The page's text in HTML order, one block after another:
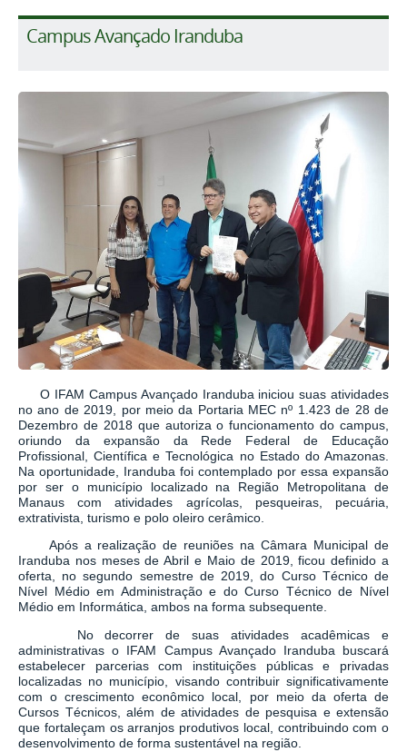
Campus Avançado Iranduba
O IFAM Campus Avançado Iranduba iniciou suas atividades
no ano de 2019, por meio da Portaria MEC nº 1.423 de 28 de
Dezembro de 2018 que autoriza o funcionamento do campus,
oriundo da expansão da Rede Federal de Educação
Profissional, Científica e Tecnológica no Estado do Amazonas.
Na oportunidade, Iranduba foi contemplado por essa expansão
por ser o município localizado na Região Metropolitana de
Manaus com atividades agrícolas, pesqueiras, pecuária,
extrativista, turismo e polo oleiro cerâmico.
Após a realização de reuniões na Câmara Municipal de
Iranduba nos meses de Abril e Maio de 2019, ficou definido a
oferta, no segundo semestre de 2019, do Curso Técnico de
Nível Médio em Administração e do Curso Técnico de Nível
Médio em Informática, ambos na forma subsequente.
No decorrer de suas atividades acadêmicas e
administrativas o IFAM Campus Avançado Iranduba buscará
estabelecer parcerias com instituições públicas e privadas
localizadas no município, visando contribuir significativamente
com o crescimento econômico local, por meio da oferta de
Cursos Técnicos, além de atividades de pesquisa e extensão
que fortaleçam os arranjos produtivos local, contribuindo com o
desenvolvimento de forma sustentável na região.